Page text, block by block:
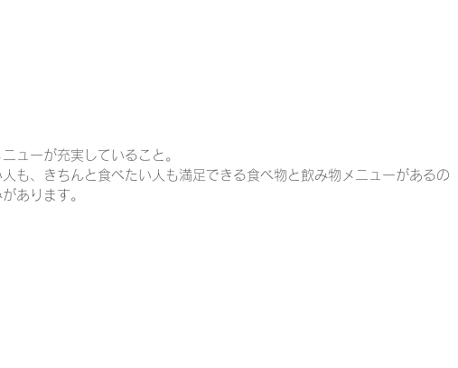
ューが充実していること。
も、きちんと食べたい人も満足できる食べ物と飲み物メニューがあるの
あります。